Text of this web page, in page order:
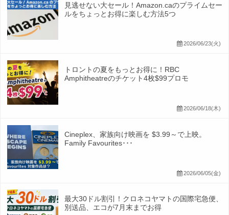
見逃せない大セール！Amazon.caのプライムセー
ルをちょっとお得に楽しむ方法5つ
2026/06/23(火)
トロントの夏をもっとお得に！RBC
Amphitheatreのチケット4枚$99プロモ
2026/06/18(木)
Cineplex、家族向け映画を $3.99～で上映。
Family Favourites･･･
2026/06/05(金)
最大30ドル割引！クロネコヤマトの国際宅急便、
別送品、エコが7月末までお得